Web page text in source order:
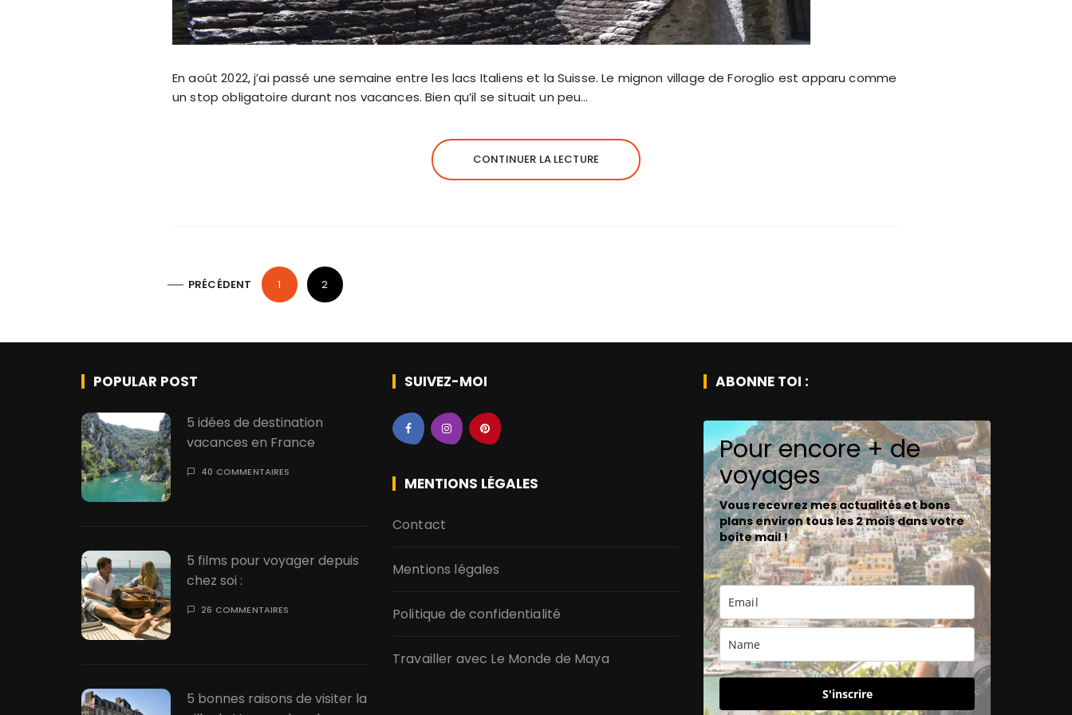
En août 2022, j’ai passé une semaine entre les lacs Italiens et la Suisse. Le mignon village de Foroglio est apparu comme
un stop obligatoire durant nos vacances. Bien qu’il se situait un peu…
CONTINUER LA LECTURE
P
g
i
PRÉCÉDENT 1 2
POPULAR POST
5 idées de destination
vacances en France
40 COMMENTAIRES
5 films pour voyager depuis
chez soi :
26 COMMENTAIRES
5 bonnes raisons de visiter la
SUIVEZ-MOI
MENTIONS LÉGALES
Contact
Mentions légales
Politique de confidentialité
Travailler avec Le Monde de Maya
ABONNE TOI :
Pour encore + de
voyages
Vous recevrez mes actualités et bons
plans environ tous les 2 mois dans votre
boite mail !
S'inscrire